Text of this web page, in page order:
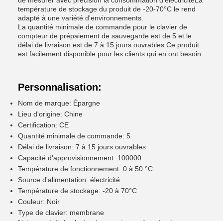
température de stockage du produit de -20-70°C le rend
adapté à une variété d'environnements.
La quantité minimale de commande pour le clavier de
compteur de prépaiement de sauvegarde est de 5 et le
délai de livraison est de 7 à 15 jours ouvrables.Ce produit
est facilement disponible pour les clients qui en ont besoin..
Personnalisation:
Nom de marque: Épargne
Lieu d'origine: Chine
Certification: CE
Quantité minimale de commande: 5
Délai de livraison: 7 à 15 jours ouvrables
Capacité d'approvisionnement: 100000
Température de fonctionnement: 0 à 50 °C
Source d'alimentation: électricité
Température de stockage: -20 à 70°C
Couleur: Noir
Type de clavier: membrane